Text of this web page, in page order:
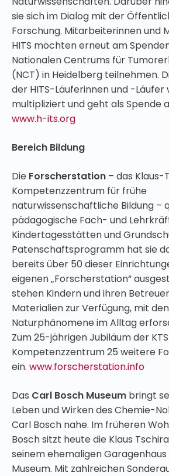
sie sich im Dialog mit der
Forschung. Mitarbeiterinnen und
HITS möchten erneut am
Nationalen Centrums für
(NCT) in Heidelberg teilnehmen.
der HITS-Läuferinnen und -Läufer
multipliziert und geht als Spende
www.h-its.org
Bereich Bildung
Die Forscherstation – das Klaus-
Kompetenzzentrum für frühe
naturwissenschaftliche Bildung –
pädagogische Fach- und
Kindertagesstätten und
Patenschaftsprogramm hat sie
bereits über 50 dieser
eigenen „Forscherstation“
stehen Kindern und ihren
Materialien zur Verfügung, mit
Naturphänomene im Alltag
Zum 25-jährigen Jubiläum der
Kompetenzzentrum 25 weitere
ein. www.forscherstation.info
Das Carl Bosch Museum bringt
Leben und Wirken des Chemie-
Carl Bosch nahe. Im früheren
Bosch sitzt heute die Klaus
seinem ehemaligen
Museum. Mit zahlreichen